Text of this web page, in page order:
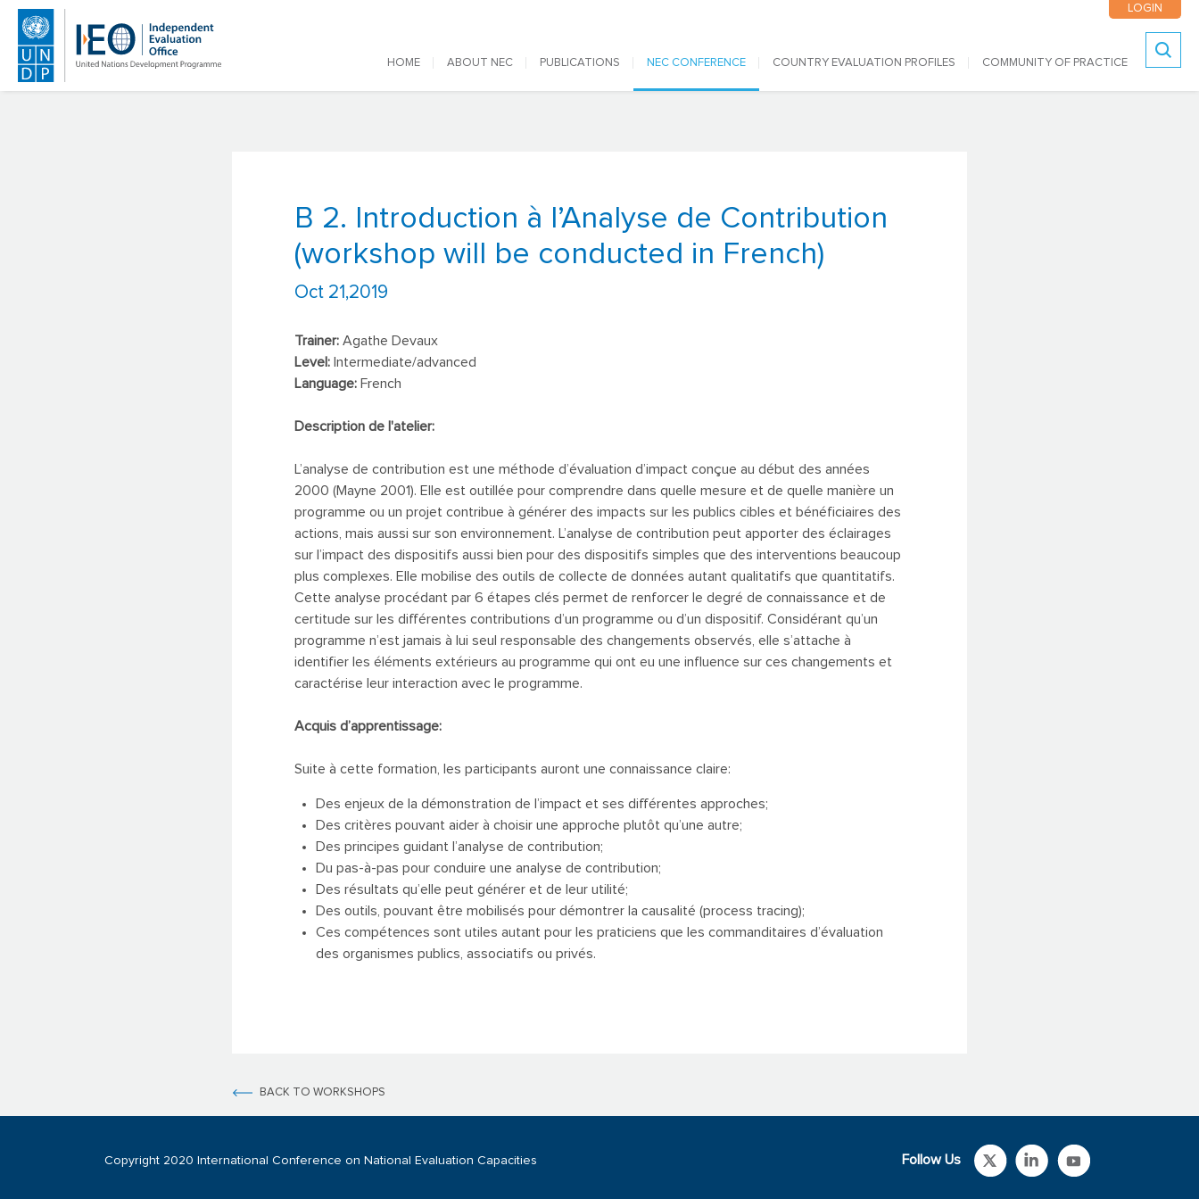
LOGIN
Main navigation
HOME ABOUT NEC PUBLICATIONS NEC CONFERENCE COUNTRY EVALUATION PROFILES COMMUNITY OF PRACTICE
BACK TO WORKSHOPS
B 2. Introduction à l’Analyse de Contribution
(workshop will be conducted in French)
Oct 21,2019
Trainer: Agathe Devaux
Level: Intermediate/advanced
Language: French
Description de l'atelier:
L’analyse de contribution est une méthode d’évaluation d’impact conçue au début des années
2000 (Mayne 2001). Elle est outillée pour comprendre dans quelle mesure et de quelle manière un
programme ou un projet contribue à générer des impacts sur les publics cibles et bénéficiaires des
actions, mais aussi sur son environnement. L’analyse de contribution peut apporter des éclairages
sur l’impact des dispositifs aussi bien pour des dispositifs simples que des interventions beaucoup
plus complexes. Elle mobilise des outils de collecte de données autant qualitatifs que quantitatifs.
Cette analyse procédant par 6 étapes clés permet de renforcer le degré de connaissance et de
certitude sur les différentes contributions d’un programme ou d’un dispositif. Considérant qu’un
programme n’est jamais à lui seul responsable des changements observés, elle s’attache à
identifier les éléments extérieurs au programme qui ont eu une influence sur ces changements et
caractérise leur interaction avec le programme.
Acquis d’apprentissage:
Suite à cette formation, les participants auront une connaissance claire:
Des enjeux de la démonstration de l’impact et ses différentes approches;
Des critères pouvant aider à choisir une approche plutôt qu’une autre;
Des principes guidant l’analyse de contribution;
Du pas-à-pas pour conduire une analyse de contribution;
Des résultats qu’elle peut générer et de leur utilité;
Des outils, pouvant être mobilisés pour démontrer la causalité (process tracing);
Ces compétences sont utiles autant pour les praticiens que les commanditaires d’évaluation
des organismes publics, associatifs ou privés.
Follow Us
Copyright 2020 International Conference on National Evaluation Capacities